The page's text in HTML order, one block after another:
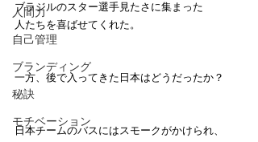
人間力
自己管理
ブランディング
秘訣
モチベーション
ブラジルのスター選手見たさに集まった
人たちを喜ばせてくれた。
一方、後で入ってきた日本はどうだったか？
日本チームのバスにはスモークがかけられ、